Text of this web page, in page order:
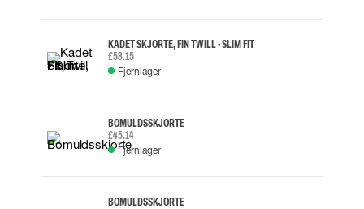
KADET SKJORTE, FIN TWILL - SLIM FIT
£58.15
Fjernlager
BOMULDSSKJORTE
£45.14
Fjernlager
BOMULDSSKJORTE